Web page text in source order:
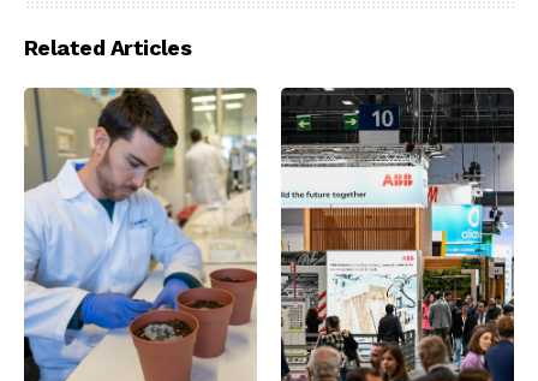
Related Articles